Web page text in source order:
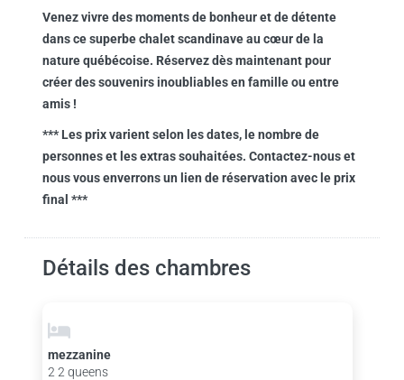
Venez vivre des moments de bonheur et de détente
dans ce superbe chalet scandinave au cœur de la
nature québécoise. Réservez dès maintenant pour
créer des souvenirs inoubliables en famille ou entre
amis !
*** Les prix varient selon les dates, le nombre de
personnes et les extras souhaitées. Contactez-nous et
nous vous enverrons un lien de réservation avec le prix
final ***
Détails des chambres
mezzanine
2 2 queens